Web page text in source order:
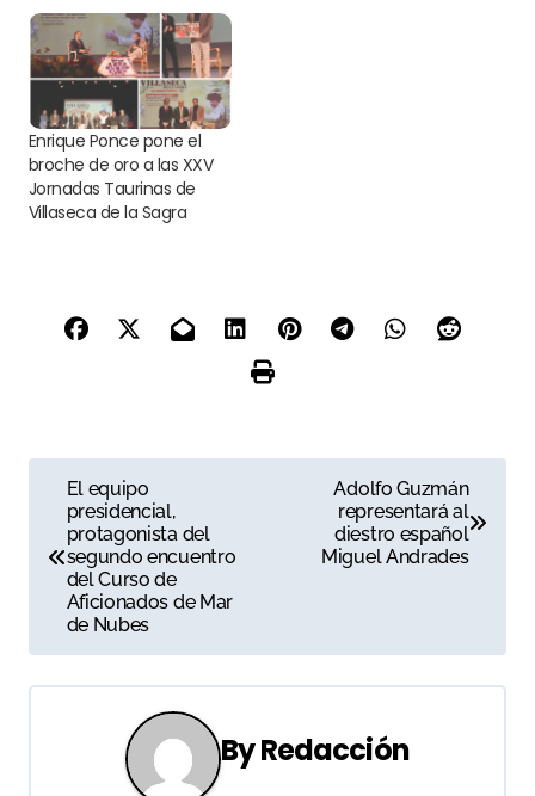
Enrique Ponce pone el
broche de oro a las XXV
Jornadas Taurinas de
Villaseca de la Sagra
g
El equipo
presidencial,
protagonista del
segundo encuentro
del Curso de
Aficionados de Mar
de Nubes
Adolfo Guzmán
representará al
diestro español
Miguel Andrades
ByRedacción